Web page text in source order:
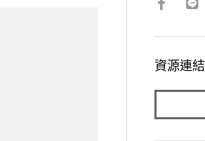
資源連結